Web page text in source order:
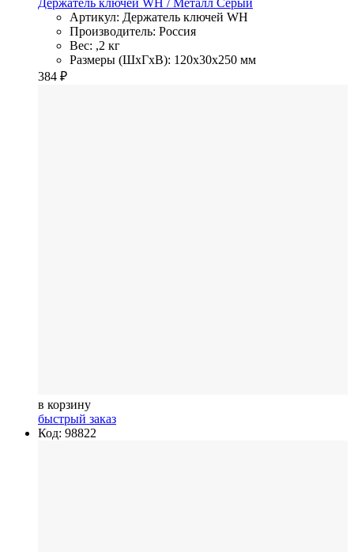
Артикул: Держатель ключей WH
Производитель: Россия
Вес: ,2 кг
Размеры (ШхГхВ): 120x30x250 мм
384 ₽
в корзину
быстрый заказ
Код: 98822